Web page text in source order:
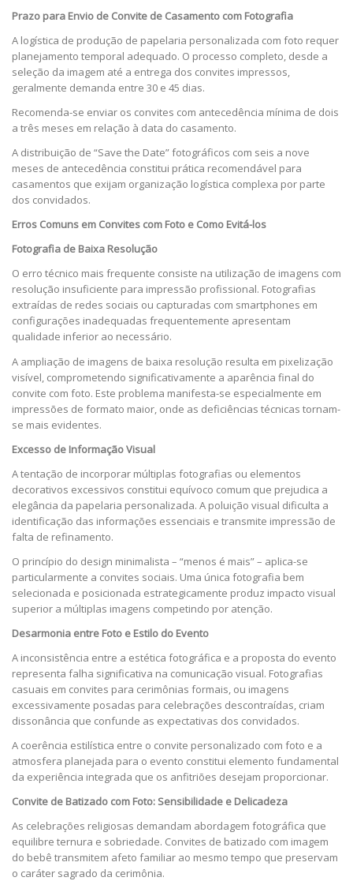
Prazo para Envio de Convite de Casamento com Fotografia
A logística de produção de papelaria personalizada com foto requer
planejamento temporal adequado. O processo completo, desde a
seleção da imagem até a entrega dos convites impressos,
geralmente demanda entre 30 e 45 dias.
Recomenda-se enviar os convites com antecedência mínima de dois
a três meses em relação à data do casamento.
A distribuição de “Save the Date” fotográficos com seis a nove
meses de antecedência constitui prática recomendável para
casamentos que exijam organização logística complexa por parte
dos convidados.
Erros Comuns em Convites com Foto e Como Evitá-los
Fotografia de Baixa Resolução
O erro técnico mais frequente consiste na utilização de imagens com
resolução insuficiente para impressão profissional. Fotografias
extraídas de redes sociais ou capturadas com smartphones em
configurações inadequadas frequentemente apresentam
qualidade inferior ao necessário.
A ampliação de imagens de baixa resolução resulta em pixelização
visível, comprometendo significativamente a aparência final do
convite com foto. Este problema manifesta-se especialmente em
impressões de formato maior, onde as deficiências técnicas tornam-
se mais evidentes.
Excesso de Informação Visual
A tentação de incorporar múltiplas fotografias ou elementos
decorativos excessivos constitui equívoco comum que prejudica a
elegância da papelaria personalizada. A poluição visual dificulta a
identificação das informações essenciais e transmite impressão de
falta de refinamento.
O princípio do design minimalista – “menos é mais” – aplica-se
particularmente a convites sociais. Uma única fotografia bem
selecionada e posicionada estrategicamente produz impacto visual
superior a múltiplas imagens competindo por atenção.
Desarmonia entre Foto e Estilo do Evento
A inconsistência entre a estética fotográfica e a proposta do evento
representa falha significativa na comunicação visual. Fotografias
casuais em convites para cerimônias formais, ou imagens
excessivamente posadas para celebrações descontraídas, criam
dissonância que confunde as expectativas dos convidados.
A coerência estilística entre o convite personalizado com foto e a
atmosfera planejada para o evento constitui elemento fundamental
da experiência integrada que os anfitriões desejam proporcionar.
Convite de Batizado com Foto: Sensibilidade e Delicadeza
As celebrações religiosas demandam abordagem fotográfica que
equilibre ternura e sobriedade. Convites de batizado com imagem
do bebê transmitem afeto familiar ao mesmo tempo que preservam
o caráter sagrado da cerimônia.